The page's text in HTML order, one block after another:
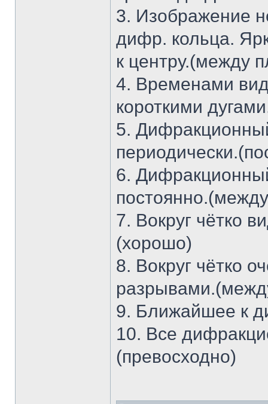
3. Изображение
дифр. кольца.
к центру.(между
4. Временами
короткими
5.
6.
7. Вокруг чётко
(хорошо)
8. Вокруг чётко
9. Ближайшее к
10. Все
(превосходно)